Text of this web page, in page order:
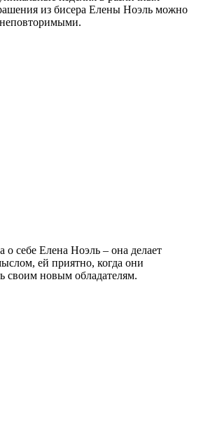
из бисера Елены Ноэль можно
неповторимыми.
о себе Елена Ноэль – она делает
ей приятно, когда они
своим новым обладателям.